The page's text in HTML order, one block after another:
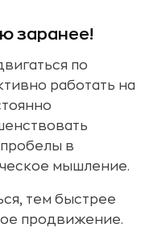
заранее!
по
работать на
в
мышление.
тем быстрее
продвижение.